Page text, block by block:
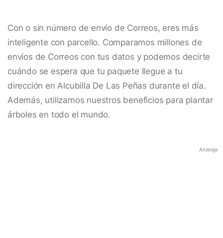
Con o sin número de envío de Correos, eres más
inteligente con parcello. Comparamos millones de
envíos de Correos con tus datos y podemos decirte
cuándo se espera que tu paquete llegue a tu
dirección en Alcubilla De Las Peñas durante el día.
Además, utilizamos nuestros beneficios para plantar
árboles en todo el mundo.
Anzeige